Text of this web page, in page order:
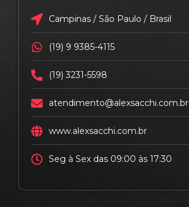
Campinas / São Paulo / Brasil
(19) 9 9385-4115
(19) 3231-5598
atendimento@alexsacchi.com.br
www.alexsacchi.com.br
Seg à Sex das 09:00 às 17:30